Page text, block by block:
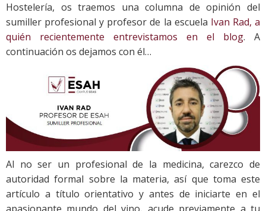
Hostelería, os traemos una columna de opinión del
sumiller profesional y profesor de la escuela Ivan Rad, a
quién recientemente entrevistamos en el blog. A
continuación os dejamos con él…
Al no ser un profesional de la medicina, carezco de
autoridad formal sobre la materia, así que toma este
artículo a título orientativo y antes de iniciarte en el